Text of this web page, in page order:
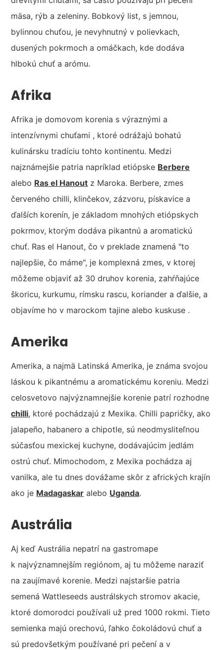
mäsa, rýb a zeleniny. Bobkový list, s jemnou,
bylinnou chuťou, je nevyhnutný v polievkach,
dusených pokrmoch a omáčkach, kde dodáva
hlbokú chuť a arómu.
Afrika
Afrika je domovom korenia s výraznými a
intenzívnymi chuťami , ktoré odrážajú bohatú
kulinársku tradíciu tohto kontinentu. Medzi
najznámejšie patria napríklad etiópske Berbere
alebo Ras el Hanout z Maroka. Berbere, zmes
červeného chilli, klinčekov, zázvoru, pískavice a
ďalších korenín, je základom mnohých etiópskych
pokrmov, ktorým dodáva pikantnú a aromatickú
chuť. Ras el Hanout, čo v preklade znamená "to
najlepšie, čo máme", je komplexná zmes, v ktorej
môžeme objaviť až 30 druhov korenia, zahŕňajúce
škoricu, kurkumu, rímsku rascu, koriander a ďalšie, a
objavíme ho v marockom tajine alebo kuskuse .
Amerika
Amerika, a najmä Latinská Amerika, je známa svojou
láskou k pikantnému a aromatickému koreniu. Medzi
celosvetovo najvýznamnejšie korenie patrí rozhodne
chilli, ktoré pochádzajú z Mexika. Chilli papričky, ako
jalapeño, habanero a chipotle, sú neodmysliteľnou
súčasťou mexickej kuchyne, dodávajúcim jedlám
ostrú chuť. Mimochodom, z Mexika pochádza aj
vanilka, ale tu dnes dovážame skôr z afrických krajín
ako je Madagaskar alebo Uganda.
Austrália
Aj keď Austrália nepatrí na gastromape
k najvýznamnejším regiónom, aj tu môžeme naraziť
na zaujímavé korenie. Medzi najstaršie patria
semená Wattleseeds austrálskych stromov akacie,
ktoré domorodci používali už pred 1000 rokmi. Tieto
semienka majú orechovú, ľahko čokoládovú chuť a
sú predovšetkým používané pri pečení a v